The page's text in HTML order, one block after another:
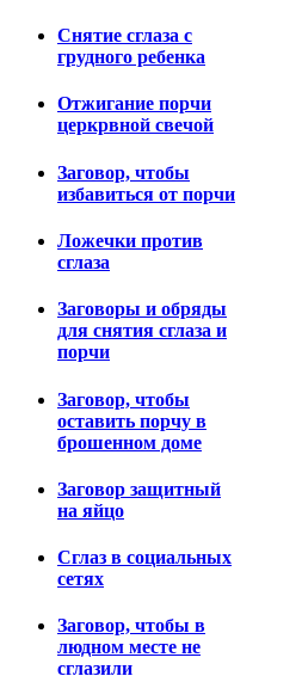
Снятие сглаза с
грудного ребенка
Отжигание порчи
церкрвной свечой
Заговор, чтобы
избавиться от порчи
Ложечки против
сглаза
Заговоры и обряды
для снятия сглаза и
порчи
Заговор, чтобы
оставить порчу в
брошенном доме
Заговор защитный
на яйцо
Сглаз в социальных
сетях
Заговор, чтобы в
людном месте не
сглазили